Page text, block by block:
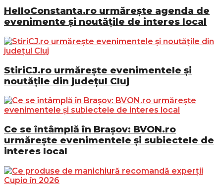
HelloConstanta.ro urmărește agenda de
evenimente și noutățile de interes local
StiriCJ.ro urmărește evenimentele și
noutățile din județul Cluj
Ce se întâmplă în Brașov: BVON.ro
urmărește evenimentele și subiectele de
interes local